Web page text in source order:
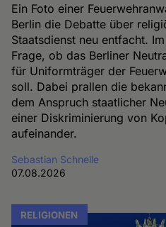
Ein Foto einer
Berlin die Debatte über
Staatsdienst neu entfacht.
Frage, ob das Berliner
für Uniformträger der
soll. Dabei prallen die
dem Anspruch staatlicher
einer Diskriminierung von
aufeinander.
Sebastian Schnelle
07.08.2026
RELIGIONEN